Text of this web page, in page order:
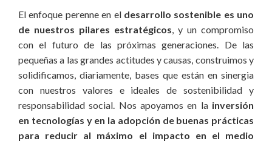
El enfoque perenne en el desarrollo sostenible es uno
de nuestros pilares estratégicos, y un compromiso
con el futuro de las próximas generaciones. De las
pequeñas a las grandes actitudes y causas, construimos y
solidificamos, diariamente, bases que están en sinergia
con nuestros valores e ideales de sostenibilidad y
responsabilidad social. Nos apoyamos en la inversión
en tecnologías y en la adopción de buenas prácticas
para reducir al máximo el impacto en el medio